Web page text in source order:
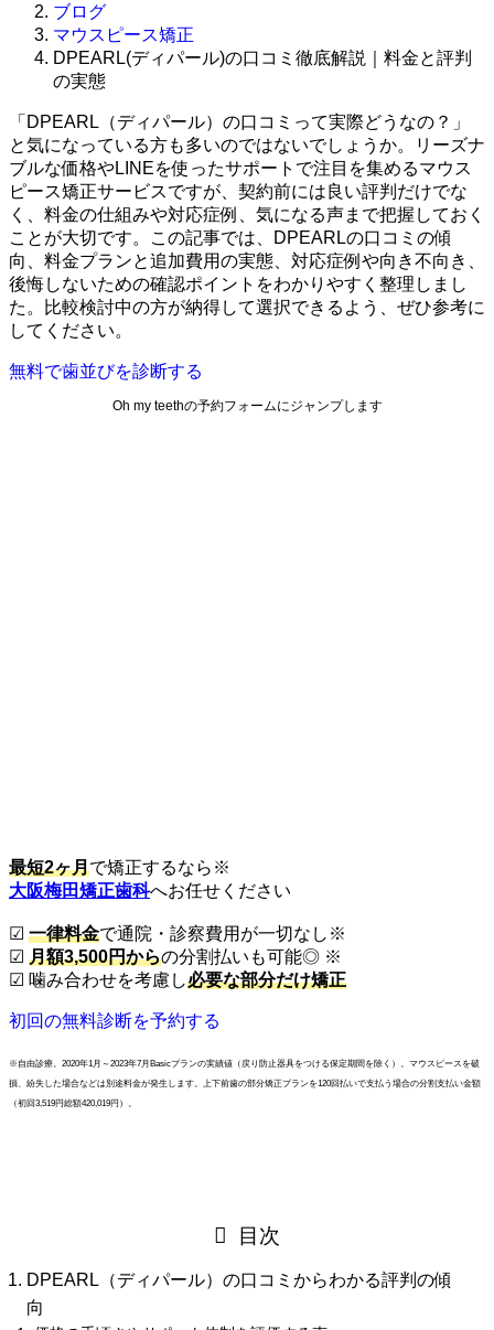
ブログ
マウスピース矯正
DPEARL(ディパール)の口コミ徹底解説｜料金と評判
の実態
「DPEARL（ディパール）の口コミって実際どうなの？」
と気になっている方も多いのではないでしょうか。リーズナ
ブルな価格やLINEを使ったサポートで注目を集めるマウス
ピース矯正サービスですが、契約前には良い評判だけでな
く、料金の仕組みや対応症例、気になる声まで把握しておく
ことが大切です。この記事では、DPEARLの口コミの傾
向、料金プランと追加費用の実態、対応症例や向き不向き、
後悔しないための確認ポイントをわかりやすく整理しまし
た。比較検討中の方が納得して選択できるよう、ぜひ参考に
してください。
無料で歯並びを診断する
Oh my teethの予約フォームにジャンプします
最短2ヶ月で矯正するなら ※
大阪梅田矯正歯科へお任せください
☑︎ 一律料金で通院・診察費用が一切なし ※
☑︎ 月額3,500円からの分割払いも可能◎ ※
☑︎ 噛み合わせを考慮し必要な部分だけ矯正
初回の無料診断を予約する
※自由診療。2020年1月～2023年7月Basicプランの実績値（戻り防止器具をつける保定期間を除く）。マウスピースを破
損、紛失した場合などは別途料金が発生します。上下前歯の部分矯正プランを120回払いで支払う場合の分割支払い金額
（初回3,519円総額420,019円）。
目次
DPEARL（ディパール）の口コミからわかる評判の傾
向